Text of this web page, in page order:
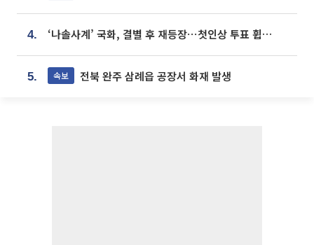
4. ‘나솔사계’ 국화, 결별 후 재등장⋯첫인상 투표 휩쓸고 ‘인기녀’ 등극
5. 속보 전북 완주 삼례읍 공장서 화재 발생